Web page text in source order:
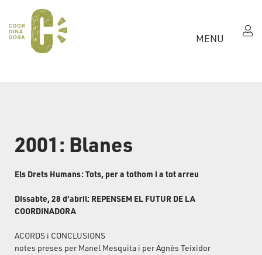
MENU
2001: Blanes
Els Drets Humans: Tots, per a tothom i a tot arreu
Dissabte, 28 d'abril: REPENSEM EL FUTUR DE LA
COORDINADORA
ACORDS i CONCLUSIONS
notes preses per Manel Mesquita i per Agnès Teixidor